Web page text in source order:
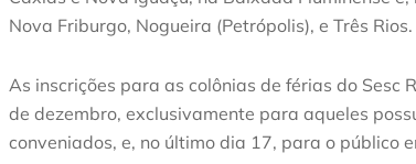
Nova Friburgo, Nogueira (Petrópolis), e Três Rios.
As inscrições para as colônias de férias do Sesc
de dezembro, exclusivamente para aqueles
conveniados, e, no último dia 17, para o público